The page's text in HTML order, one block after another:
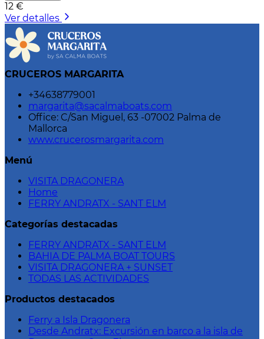
12 €
Ver detalles
CRUCEROS MARGARITA
+34638779001
margarita@sacalmaboats.com
Office: C/San Miguel, 63 -07002 Palma de
Mallorca
www.crucerosmargarita.com
Menú
VISITA DRAGONERA
Home
FERRY ANDRATX - SANT ELM
Categorías destacadas
FERRY ANDRATX - SANT ELM
BAHIA DE PALMA BOAT TOURS
VISITA DRAGONERA + SUNSET
TODAS LAS ACTIVIDADES
Productos destacados
Ferry a Isla Dragonera
Desde Andratx: Excursión en barco a la isla de